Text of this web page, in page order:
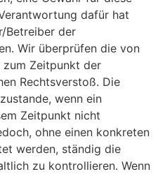
dafür hat
Betreiber der
Wir überprüfen die von
zum Zeitpunkt der
Rechtsverstoß. Die
wenn ein
Zeitpunkt nicht
ohne einen konkreten
werden, ständig die
zu kontrollieren. Wenn